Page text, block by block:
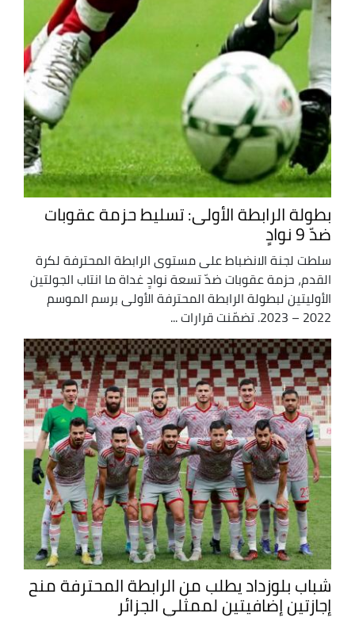
بطولة الرابطة الأولى: تسليط حزمة عقوبات
ضدّ 9 نوادٍ
سلطت لجنة الانضباط على مستوى الرابطة المحترفة لكرة
القدم، حزمة عقوبات ضدّ تسعة نوادٍ غداة ما انتاب الجولتين
الأوليتين لبطولة الرابطة المحترفة الأولى برسم الموسم
2022 – 2023. تضمّنت قرارات ...
شباب بلوزداد يطلب من الرابطة المحترفة منح
إجازتين إضافيتين لممثلي الجزائر